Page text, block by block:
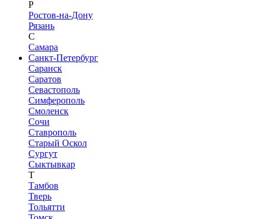
Р
Ростов-на-Дону
Рязань
С
Самара
Санкт-Петербург
Саранск
Саратов
Севастополь
Симферополь
Смоленск
Сочи
Ставрополь
Старый Оскол
Сургут
Сыктывкар
Т
Тамбов
Тверь
Тольятти